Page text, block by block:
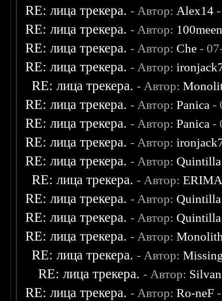
RE: лица трекера. - Автор: Alex14
RE: лица трекера. - Автор:
RE: лица трекера. - Автор: Che -
RE: лица трекера. - Автор:
RE: лица трекера. - Автор:
RE: лица трекера. - Автор:Panica -
RE: лица трекера. - Автор:Panica -
RE: лица трекера. - Автор:
RE: лица трекера. - Автор: Quintilla
RE: лица трекера. - Автор:
RE: лица трекера. - Автор: Quintilla
RE: лица трекера. - Автор: Quintilla
RE: лица трекера. - Автор:
RE: лица трекера. - Автор:
RE: лица трекера. - Автор:
RE: лица трекера. - Автор:Ro-neF